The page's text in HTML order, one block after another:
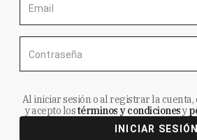
Email
Contraseña
Al iniciar sesión o al registrar la
y acepto lostérminos y condicionesy
INICIAR SESIÓN